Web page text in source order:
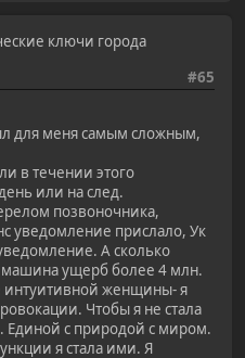
ключи города
#65
для меня самым сложным,
в течении этого
или на след.
позвоночника,
уведомление прислало, Ук
А сколько
машина ущерб более 4 млн.
интуитивной женщины- я
Чтобы я не стала
Единой с природой с миром.
я стала ими. Я